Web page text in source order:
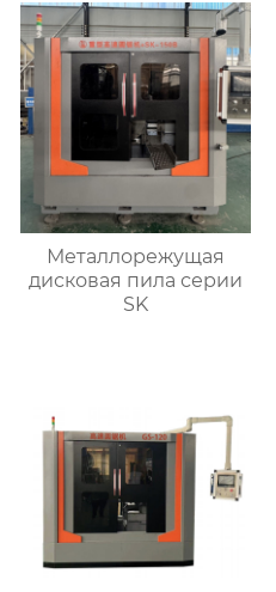
Металлорежущая
дисковая пила серии
SK